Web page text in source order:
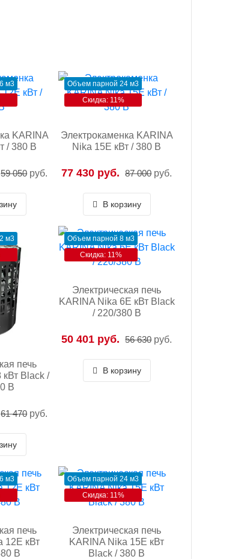
м3
KARINA
/ 380 В
59 050 руб.
Объем парной 24 м3
Скидка: 11%
Электрокаменка KARINA
Nika 15E кВт / 380 В
77 430 руб. 87 000 руб.
В корзину
м3
печь
кВт Black /
В
61 470 руб.
Объем парной 8 м3
Скидка: 11%
Электрическая печь
KARINA Nika 6E кВт Black
/ 220/380 В
50 401 руб. 56 630 руб.
В корзину
м3
печь
12E кВт
В
Объем парной 24 м3
Скидка: 11%
Электрическая печь
KARINA Nika 15E кВт
Black / 380 В